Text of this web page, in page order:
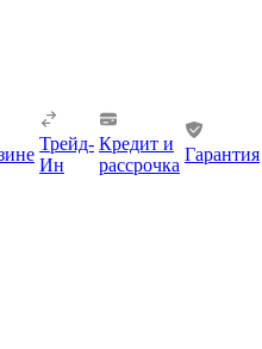
Трейд-
Ин
Кредит и
рассрочка
Гарантия